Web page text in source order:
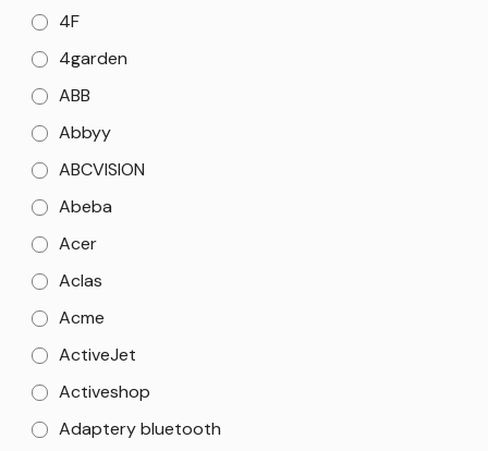
4F
4garden
ABB
Abbyy
ABCVISION
Abeba
Acer
Aclas
Acme
ActiveJet
Activeshop
Adaptery bluetooth